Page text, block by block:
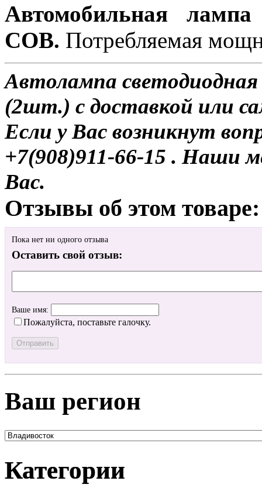
Автомобильная
COB. Потребляемая
Автолампа светодиодная
(2шт.) с доставкой или
Если у Вас возникнут
+7(908)911-66-15 . Наши
Вас.
Отзывы об этом товаре:
Пока нет ни одного отзыва
Оставить свой отзыв:
Ваше имя:
Пожалуйста, поставьте галочку.
Ваш регион
Категории